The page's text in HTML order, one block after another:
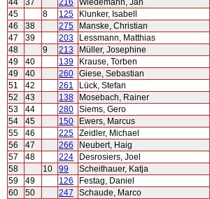
44
37 216 Wiedemann, Jan
45
8 125 Klunker, Isabell
46
38 275 Manske, Christian
47
39 203 Lessmann, Matthias
48
9 213 Müller, Josephine
49
40 139 Krause, Torben
49
40 260 Giese, Sebastian
51
42 261 Lück, Stefan
52
43 138 Mosebach, Rainer
53
44 280 Siems, Gero
54
45 150 Ewers, Marcus
55
46 225 Zeidler, Michael
56
47 266 Neubert, Haig
57
48 224 Desrosiers, Joel
58
10 99 Scheithauer, Katja
59
49 126 Festag, Daniel
60
50 247 Schaude, Marco